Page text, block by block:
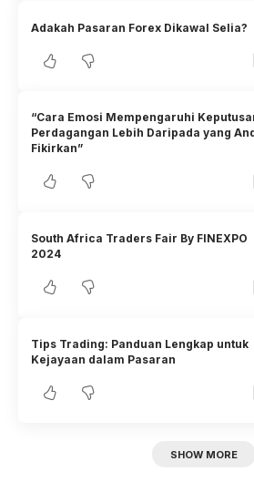
Adakah Pasaran Forex Dikawal Selia?
“Cara Emosi Mempengaruhi
Perdagangan Lebih Daripada yang
Fikirkan”
South Africa Traders Fair By FINEXPO
2024
Tips Trading: Panduan Lengkap untuk
Kejayaan dalam Pasaran
SHOW MORE